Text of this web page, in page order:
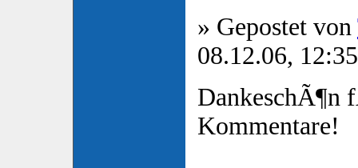
» Gepostet von
08.12.06, 12:35
DankeschÃ¶n
Kommentare!